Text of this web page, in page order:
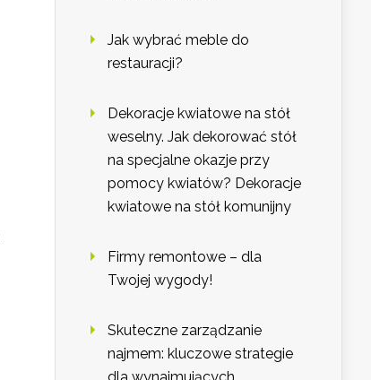
Jak wybrać meble do
restauracji?
Dekoracje kwiatowe na stół
weselny. Jak dekorować stół
na specjalne okazje przy
pomocy kwiatów? Dekoracje
kwiatowe na stół komunijny
Firmy remontowe – dla
Twojej wygody!
Skuteczne zarządzanie
najmem: kluczowe strategie